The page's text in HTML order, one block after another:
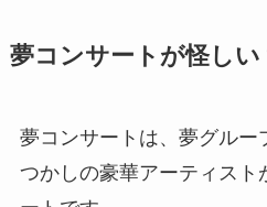
夢コンサートが怪しい
夢コンサートは、夢グルー
つかしの豪華アーティスト